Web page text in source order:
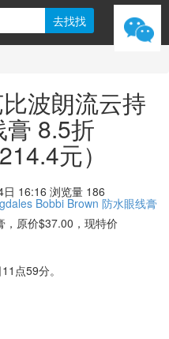
波朗流云持
8.5折
元）
日 16:16 浏览量 186
Bobbi Brown 防水眼线膏
，原价$37.00，现特价
点59分。